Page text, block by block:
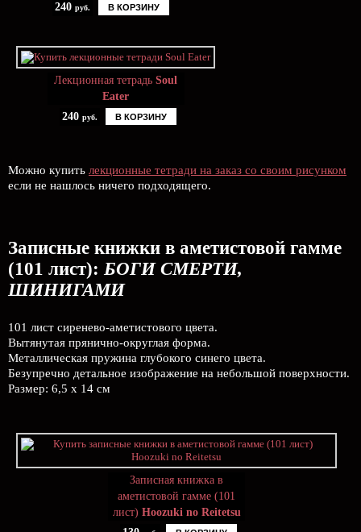
240 руб. В КОРЗИНУ
Лекционная тетрадь Soul
Eater
240 руб. В КОРЗИНУ
Можно купить лекционные тетради на заказ со своим рисунком
если не нашлось ничего подходящего.
Записные книжки в аметистовой гамме
(101 лист):БОГИ СМЕРТИ,
ШИНИГАМИ
101 лист сиренево-аметистового цвета.
Вытянутая прянично-округлая форма.
Металлическая пружина глубокого синего цвета.
Безупречно детальное изображение на небольшой поверхности.
Размер: 6,5 х 14 см
Записная книжка в
аметистовой гамме (101
лист) Hoozuki no Reitetsu